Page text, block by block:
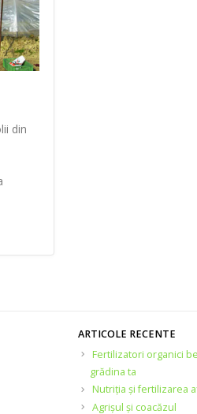
din
ARTICOLE RECENTE
Fertilizatori organici
grădina ta
Nutriția și fertilizarea
Agrișul și coacăzul